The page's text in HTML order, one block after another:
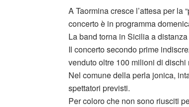
A Taormina cresce l’attesa per la
concerto è in programma
La band torna in Sicilia a
Il concerto secondo prime
venduto oltre 100 milioni di dischi
Nel comune della perla jonica,
spettatori previsti.
Per coloro che non sono riusciti